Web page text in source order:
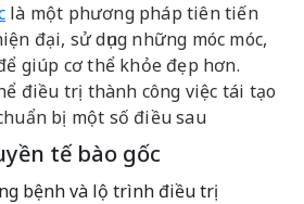
là một phương pháp tiên tiến
đại, sử dụng những móc móc,
giúp cơ thể khỏe đẹp hơn.
điều trị thành công việc tái tạo
bị một số điều sau
tế bào gốc
bệnh và lộ trình điều trị